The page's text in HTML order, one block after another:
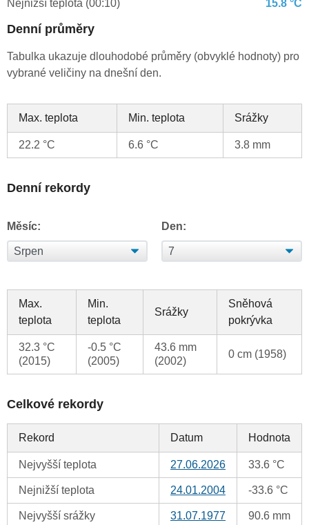
Nejnižší teplota (00:10) 15.8 °C
Denní průměry
Tabulka ukazuje dlouhodobé průměry (obvyklé hodnoty) pro
vybrané veličiny na dnešní den.
Max. teplota Min. teplota Srážky
22.2 °C 6.6 °C 3.8 mm
Denní rekordy
Měsíc: Den:
Max.
teplota
Min.
teplota
Srážky
Sněhová
pokrývka
32.3 °C
(2015)
-0.5 °C
(2005)
43.6 mm
(2002)
0 cm (1958)
Celkové rekordy
Rekord Datum Hodnota
Nejvyšší teplota 27.06.2026 33.6 °C
Nejnižší teplota 24.01.2004 -33.6 °C
Nejvyšší srážky 31.07.1977 90.6 mm